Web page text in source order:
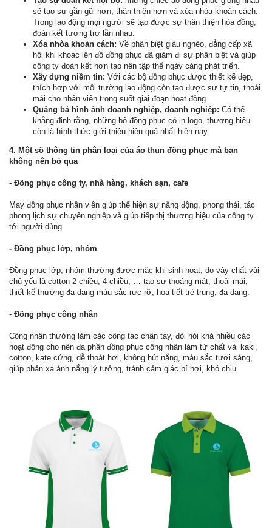
sẽ tạo sự gần gũi hơn, thân thiện hơn và xóa nhòa khoản cách.
Trong lao động mọi người sẽ tạo được sự thân thiện hòa đồng,
đoàn kết tương trợ lẫn nhau.
Xóa nhòa khoản cách: Về phân biệt giàu nghèo, đẳng cấp xã
hội khi khoác lên đồ đồng phục đã giảm đi sự phân biệt và giúp
công ty đoàn kết hơn tạo nên tập thể ngày càng phát triển.
Xây dựng niềm tin: Với các bộ đồng phục được thiết kế đẹp,
thích hợp với môi trường lao động còn tạo được sự tự tin, thoái
mái cho nhân viên trong suốt giai đoạn hoạt động.
Quảng bá hình ảnh doanh nghiệp, doanh nghiệp: Có thể
khẳng định rằng, những bộ đồng phục có in logo, thương hiệu
còn là hình thức giới thiệu hiệu quả nhất hiện nay.
4. Một số thông tin phân loại của áo thun đồng phục mà bạn
không nên bỏ qua
- Đồng phục công ty, nhà hàng, khách sạn, cafe
May đồng phục nhân viên giúp thể hiện sự năng động, phong thái, tác
phong lịch sự chuyên nghiệp và giúp tiếp thị thương hiệu của công ty
tới người dùng
- Đồng phục lớp, nhóm
Đồng phục lớp, nhóm thường được mặc khi sinh hoạt, do vậy chất vải
chủ yếu là cotton 2 chiều, 4 chiều, … tạo sự thoáng mát, thoải mái,
thiết kế thường đa dạng màu sắc rực rỡ, họa tiết trẻ trung, đa dạng.
- Đồng phục công nhân
Công nhân thường làm các công tác chân tay, đòi hỏi khá nhiều các
hoạt động cho nên đa phần đồng phục công nhân làm từ chất vải kaki,
cotton, kate cứng, dễ thoát hơi, không hút nắng, màu sắc tươi sáng,
giúp phản xạ ánh nắng lý tưởng, tránh cảm giác bí hơi, khó chịu.